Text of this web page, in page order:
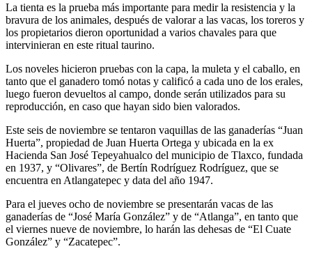
La tienta es la prueba más importante para medir la resistencia y la
bravura de los animales, después de valorar a las vacas, los toreros y
los propietarios dieron oportunidad a varios chavales para que
intervinieran en este ritual taurino.
Los noveles hicieron pruebas con la capa, la muleta y el caballo, en
tanto que el ganadero tomó notas y calificó a cada uno de los erales,
luego fueron devueltos al campo, donde serán utilizados para su
reproducción, en caso que hayan sido bien valorados.
Este seis de noviembre se tentaron vaquillas de las ganaderías “Juan
Huerta”, propiedad de Juan Huerta Ortega y ubicada en la ex
Hacienda San José Tepeyahualco del municipio de Tlaxco, fundada
en 1937, y “Olivares”, de Bertín Rodríguez Rodríguez, que se
encuentra en Atlangatepec y data del año 1947.
Para el jueves ocho de noviembre se presentarán vacas de las
ganaderías de “José María González” y de “Atlanga”, en tanto que
el viernes nueve de noviembre, lo harán las dehesas de “El Cuate
González” y “Zacatepec”.